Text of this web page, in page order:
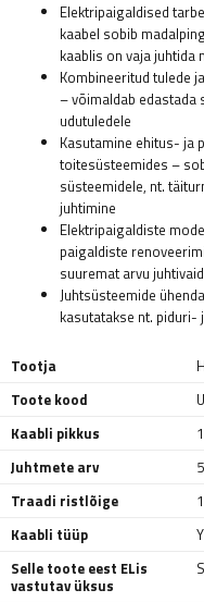
Elektripaigaldised
kaabel sobib
kaablis on vaja juhtida
Kombineeritud tulede
– võimaldab
udutuledele
Kasutamine ehitus- ja
toitesüsteemides –
süsteemidele, nt.
juhtimine
Elektripaigaldiste
paigaldiste
suuremat arvu
Juhtsüsteemide
kasutatakse nt.
Tootja
Toote kood
Kaabli pikkus
Juhtmete arv
5
Traadi ristlõige
Kaabli tüüp
Selle toote eest ELis
vastutav üksus